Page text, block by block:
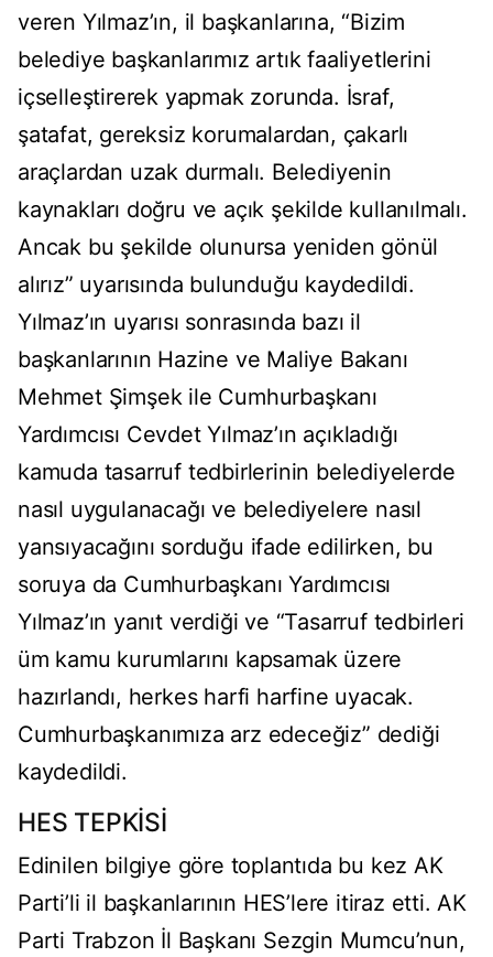
veren Yılmaz’ın, il başkanlarına, “Bizim
belediye başkanlarımız artık faaliyetlerini
içselleştirerek yapmak zorunda. İsraf,
şatafat, gereksiz korumalardan, çakarlı
araçlardan uzak durmalı. Belediyenin
kaynakları doğru ve açık şekilde kullanılmalı.
Ancak bu şekilde olunursa yeniden gönül
alırız” uyarısında bulunduğu kaydedildi.
Yılmaz’ın uyarısı sonrasında bazı il
başkanlarının Hazine ve Maliye Bakanı
Mehmet Şimşek ile Cumhurbaşkanı
Yardımcısı Cevdet Yılmaz’ın açıkladığı
kamuda tasarruf tedbirlerinin belediyelerde
nasıl uygulanacağı ve belediyelere nasıl
yansıyacağını sorduğu ifade edilirken, bu
soruya da Cumhurbaşkanı Yardımcısı
Yılmaz’ın yanıt verdiği ve “Tasarruf tedbirleri
üm kamu kurumlarını kapsamak üzere
hazırlandı, herkes harfi harfine uyacak.
Cumhurbaşkanımıza arz edeceğiz” dediği
kaydedildi.
HES TEPKİSİ
Edinilen bilgiye göre toplantıda bu kez AK
Parti’li il başkanlarının HES’lere itiraz etti. AK
Parti Trabzon İl Başkanı Sezgin Mumcu’nun,